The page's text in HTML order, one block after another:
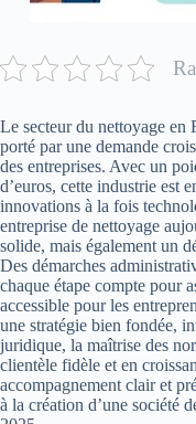
Le secteur du nettoyage en
porté par une demande
des entreprises. Avec un
d’euros, cette industrie est
innovations à la fois
entreprise de nettoyage
solide, mais également un
Des démarches
chaque étape compte pour
accessible pour les
une stratégie bien fondée,
juridique, la maîtrise des
clientèle fidèle et en
accompagnement clair et
à la création d’une société